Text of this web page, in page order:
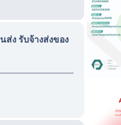
ส่ง รับจ้างส่งของ